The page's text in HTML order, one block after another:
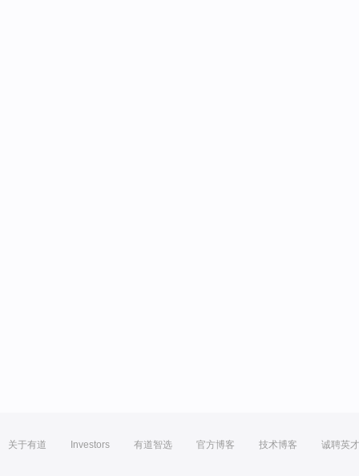
关于有道 Investors 有道智选 官方博客 技术博客 诚聘英才